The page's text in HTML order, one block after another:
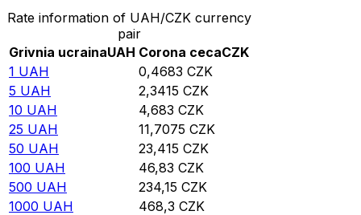
Rate information of UAH/CZK currency
pair
Grivnia ucrainaUAH Corona cecaCZK
1 UAH 0,4683 CZK
5 UAH 2,3415 CZK
10 UAH 4,683 CZK
25 UAH 11,7075 CZK
50 UAH 23,415 CZK
100 UAH 46,83 CZK
500 UAH 234,15 CZK
1000 UAH 468,3 CZK